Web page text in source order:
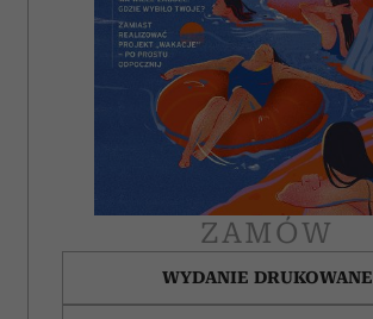
ZAMÓW
WYDANIE DRUKOWANE